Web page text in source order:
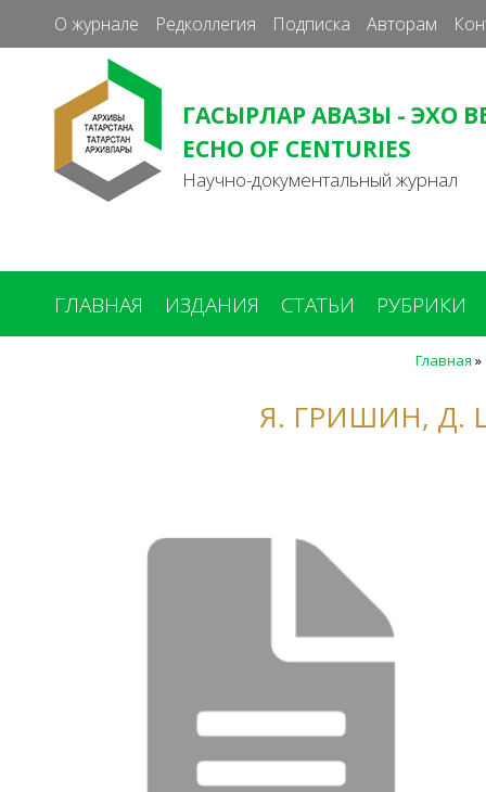
О журнале Редколлегия Подписка Авторам
ГАСЫРЛАР АВАЗЫ - ЭХО
ECHO OF CENTURIES
Научно-документальный журнал
ГЛАВНАЯ ИЗДАНИЯ СТАТЬИ РУБРИКИ
Главная »
Я. ГРИШИН, Д.